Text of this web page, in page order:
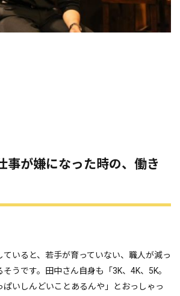
事が嫌になった時の、働き
いると、若手が育っていない、職人が減っ
うです。田中さん自身も「3K、4K、5K。
ぱいしんどいことあるんや」とおっしゃっ